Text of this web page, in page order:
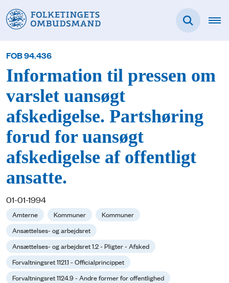
FOB 94.436
Information til pressen om
varslet uansøgt
afskedigelse. Partshøring
forud for uansøgt
afskedigelse af offentligt
ansatte.
01-01-1994
Amterne Kommuner
Kommuner
Ansættelses- og arbejdsret
Ansættelses- og arbejdsret 1.2 - Pligter - Afsked
Forvaltningsret 1121.1 - Officialprincippet
Forvaltningsret 1124.9 - Andre former for offentlighed